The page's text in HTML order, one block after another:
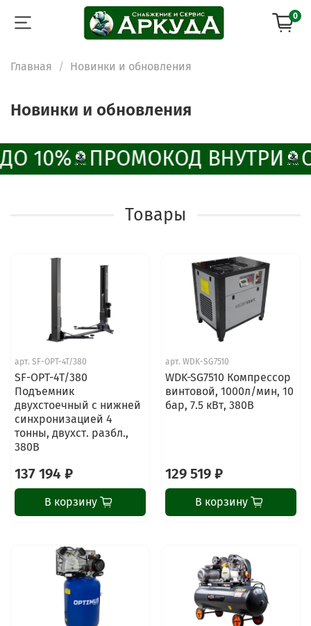
0
Главная Новинки и обновления
Новинки и обновления
10% ПРОМОКОД ВНУТРИ
Товары
арт. SF-OPT-4T/380
SF-OPT-4T/380
Подъемник
двухстоечный с нижней
синхронизацией 4
тонны, двухст. разбл.,
380В
137 194 ₽
В корзину
арт. WDK-SG7510
WDK-SG7510 Компрессор
винтовой, 1000л/мин, 10
бар, 7.5 кВт, 380В
129 519 ₽
В корзину